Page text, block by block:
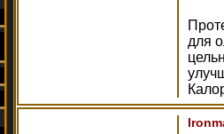
для